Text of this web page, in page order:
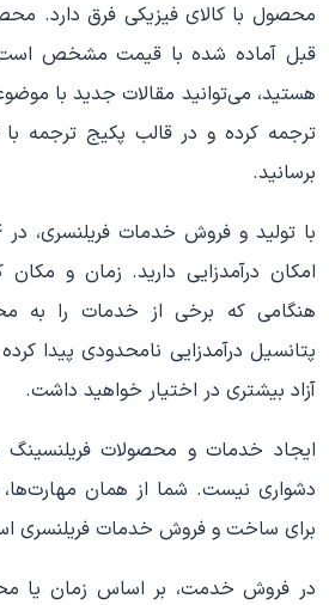
محصول با کالای فیزیکی فرق دارد.
قبل آماده شده با قیمت مشخص است.
هستید، می‌توانید مقالات جدید با
ترجمه کرده و در قالب پکیج ترجمه
برسانید.
امکان درآمدزایی دارید. زمان و
هنگامی که برخی از خدمات را به
پتانسیل درآمدزایی نامحدودی پیدا
آزاد بیشتری در اختیار خواهید داشت.
ایجاد خدمات و محصولات فریلنسینگ
دشواری نیست. شما از همان مهارت‌ها،
برای ساخت و فروش خدمات فریلنسری
در فروش خدمت، بر اساس زمان یا